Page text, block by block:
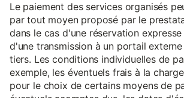
Le paiement des services organisés
par tout moyen proposé par le
dans le cas d'une réservation
d'une transmission à un portail
tiers. Les conditions individuelles de
exemple, les éventuels frais à la
pour le choix de certains moyens de